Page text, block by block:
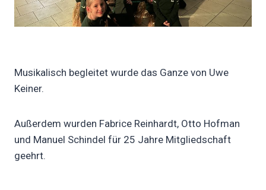
Musikalisch begleitet wurde das Ganze von Uwe
Keiner.
Außerdem wurden Fabrice Reinhardt, Otto Hofman
und Manuel Schindel für 25 Jahre Mitgliedschaft
geehrt.